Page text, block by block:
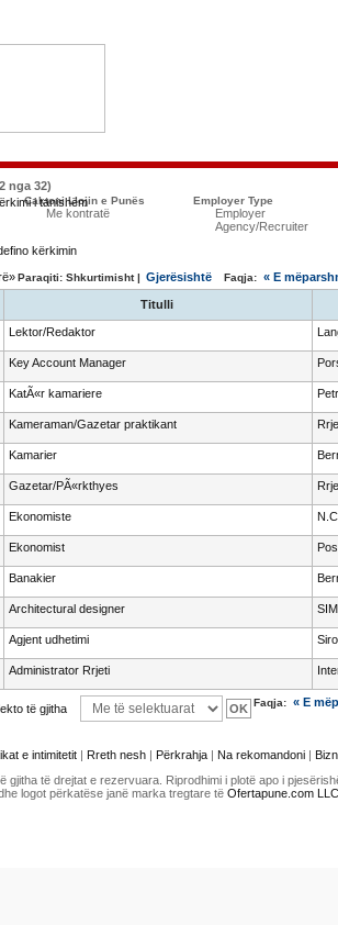
nga 32)
Caktoni Llojin e Punës
Me kontratë
Employer Type
Employer
Agency/Recruiter
Paraqiti: Shkurtimisht | Gjerësishtë Faqja: « E
Titulli
Lektor/Redaktor
Key Account Manager
KatÃ«r kamariere
Kameraman/Gazetar praktikant
Kamarier
Gazetar/PÃ«rkthyes
Ekonomiste
Ekonomist
Banakier
Architectural designer
Agjent udhetimi
Administrator Rrjeti
të gjitha Faqja: « E
e intimitetit | Rreth nesh | Përkrahja | Na rekomandoni |
gjitha të drejtat e rezervuara. Riprodhimi i plotë apo i
logot përkatëse janë marka tregtare të Ofertapune.com LLC